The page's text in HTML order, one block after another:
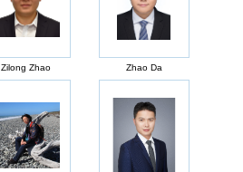
Zilong Zhao Zhao Da